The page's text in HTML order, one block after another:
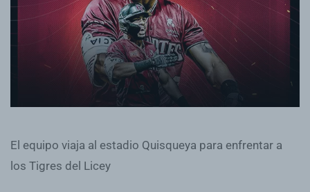
El equipo viaja al estadio Quisqueya para enfrentar a
los Tigres del Licey